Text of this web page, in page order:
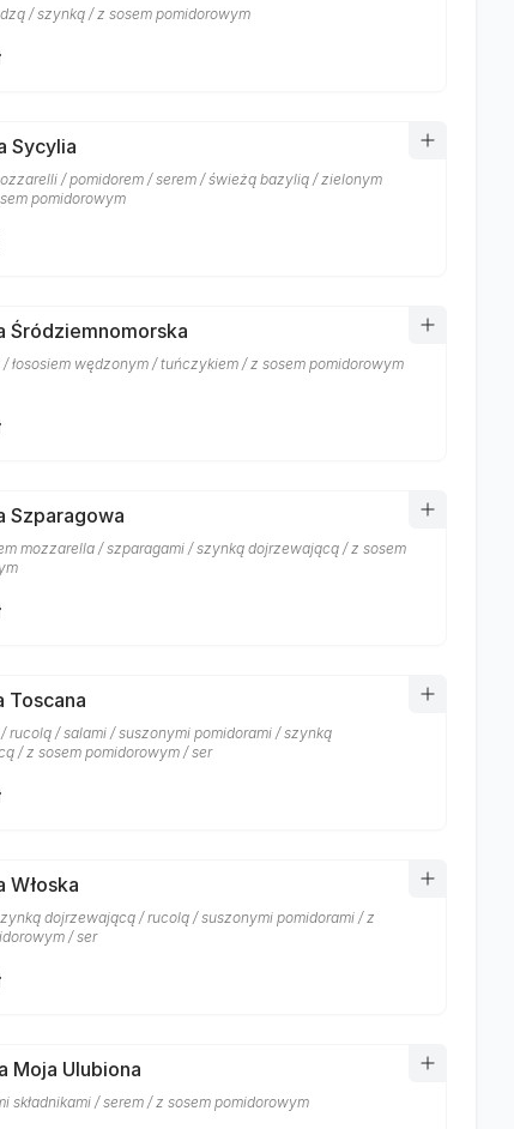
/ szynką / z sosem pomidorowym
Sycylia
/ pomidorem / serem / świeżą bazylią / zielonym
pomidorowym
Śródziemnomorska
łososiem wędzonym / tuńczykiem / z sosem pomidorowym
Szparagowa
mozzarella / szparagami / szynką dojrzewającą / z sosem
Toscana
rucolą / salami / suszonymi pomidorami / szynką
/ z sosem pomidorowym / ser
Włoska
dojrzewającą / rucolą / suszonymi pomidorami / z
/ ser
Moja Ulubiona
składnikami / serem / z sosem pomidorowym